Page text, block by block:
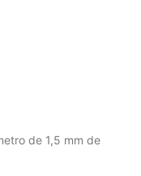
de 1,5 mm de